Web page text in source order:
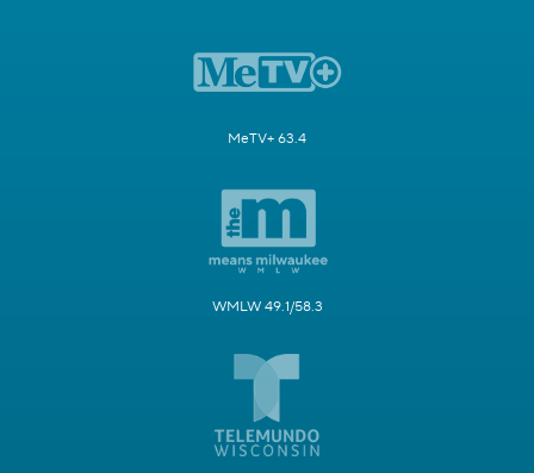
MeTV+ 63.4
WMLW 49.1/58.3